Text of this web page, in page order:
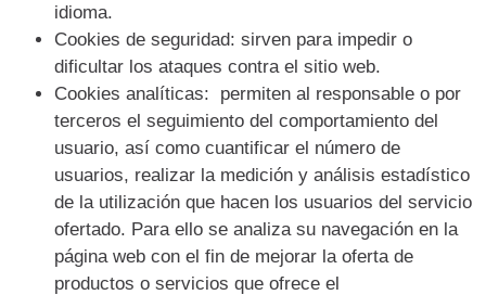
idioma.
Cookies de seguridad: sirven para impedir o
dificultar los ataques contra el sitio web.
Cookies analíticas: permiten al responsable o por
terceros el seguimiento del comportamiento del
usuario, así como cuantificar el número de
usuarios, realizar la medición y análisis estadístico
de la utilización que hacen los usuarios del servicio
ofertado. Para ello se analiza su navegación en la
página web con el fin de mejorar la oferta de
productos o servicios que ofrece el